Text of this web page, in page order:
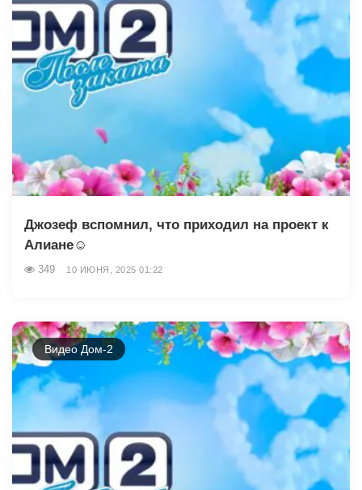
Джозеф вспомнил, что приходил на проект к
Алиане☺️
349 10 ИЮНЯ, 2025 01:22
Видео Дом-2